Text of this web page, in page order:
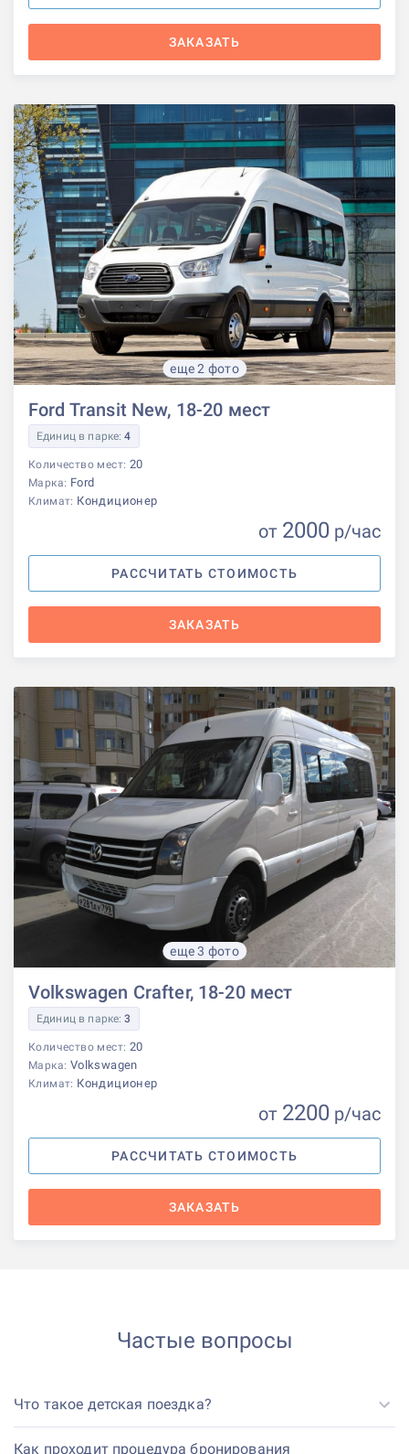
ЗАКАЗАТЬ
еще 2 фото
Ford Transit New, 18-20 мест
Единиц в парке:4
Количество мест: 20
Марка: Ford
Климат: Кондиционер
от 2000 р/час
РАССЧИТАТЬ СТОИМОСТЬ
ЗАКАЗАТЬ
еще 3 фото
Volkswagen Crafter, 18-20 мест
Единиц в парке:3
Количество мест: 20
Марка: Volkswagen
Климат: Кондиционер
от 2200 р/час
РАССЧИТАТЬ СТОИМОСТЬ
ЗАКАЗАТЬ
Частые вопросы
Что такое детская поездка?
Как проходит процедура бронирования